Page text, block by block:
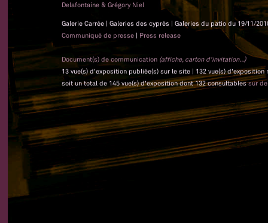
Delafontaine & Grégory Niel
Galerie Carrée | Galeries des cyprès | Galeries du patio du 19/11/
Communiqué de presse | Press release
Document(s) de communication (affiche, carton d'invitation...)
13 vue(s) d'exposition publiée(s) sur le site | 132 vue(s) d'exposition
soit un total de 145 vue(s) d'exposition dont 132 consultablessur